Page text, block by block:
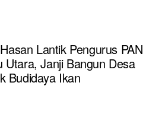
Lantik Pengurus PAN
Utara, Janji Bangun Desa
Budidaya Ikan